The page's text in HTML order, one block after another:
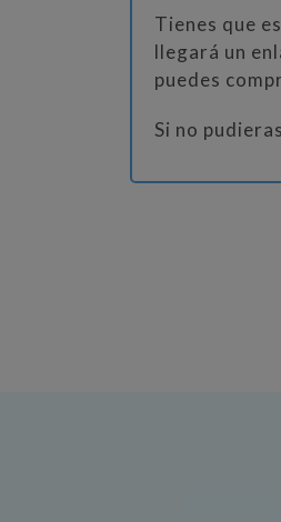
Tienes que
llegará un
puedes
Si no